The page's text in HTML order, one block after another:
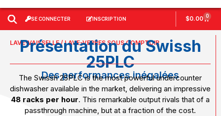
SE CONNECTER INSCRIPTION $0.00 0
LAVE-VAISSELLE / LAVE-VERRES SOUS COMPTOIR
Présentation du Swissh
25PLC
Des performances inégalées
The Swissh 25PLC is the most powerful undercounter
dishwasher available in the market, delivering an impressive
48 racks per hour. This remarkable output rivals that of a
passthrough machine, but at a fraction of the cost.